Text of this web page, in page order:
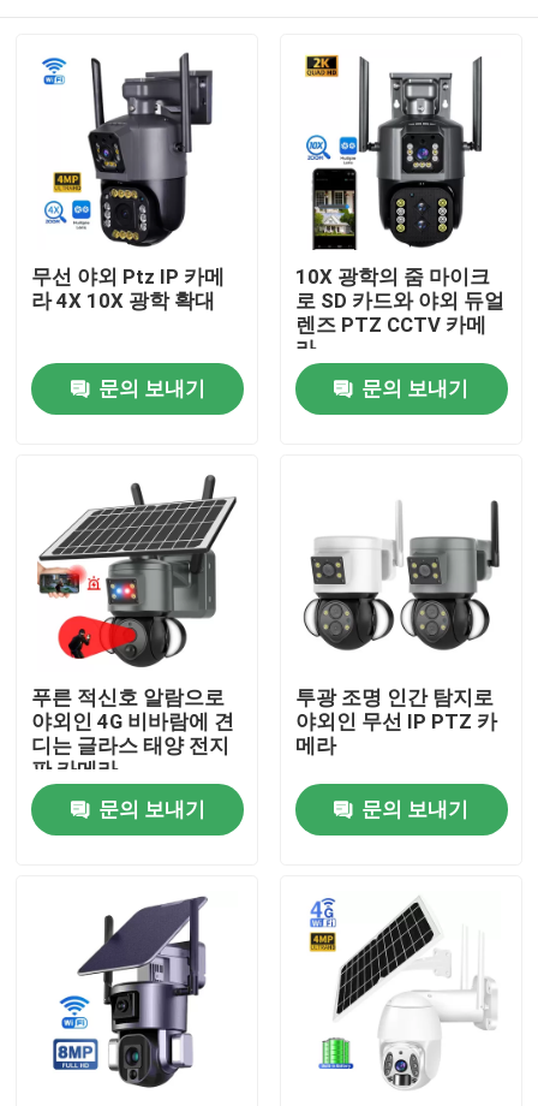
집
비디오
우리 에 관한 것
공장 투어
품질 관리
인용 을 요청 하십시오
와이파이 전구 보안 카메라
무선 야외 Ptz IP 카메
라 4X 10X 광학 확대
문의 보내기
10X 광학의 줌 마이크
로 SD 카드와 야외 듀얼
렌즈 PTZ CCTV 카메
라
문의 보내기
푸른 적신호 알람으로
야외인 4G 비바람에 견
디는 글라스 태양 전지
판 카메라
문의 보내기
투광 조명 인간 탐지로
야외인 무선 IP PTZ 카
메라
문의 보내기